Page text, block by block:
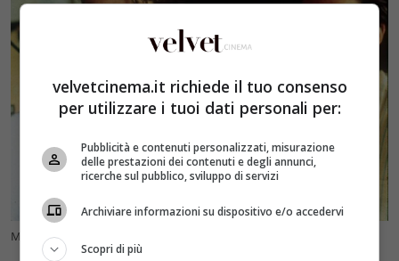
Matt Damon e Robin Williams (foto Ansa) – Velvetcinema.it
velvetcinema.it richiede il tuo consenso
per utilizzare i tuoi dati personali per:
Pubblicità e contenuti personalizzati, misurazione
delle prestazioni dei contenuti e degli annunci,
ricerche sul pubblico, sviluppo di servizi
Archiviare informazioni su dispositivo e/o accedervi
Scopri di più